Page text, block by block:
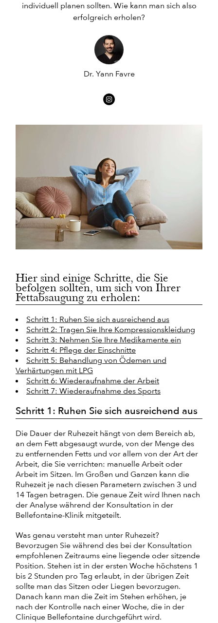
individuell planen sollten. Wie kann man sich also
erfolgreich erholen?
Dr. Yann Favre
Hier sind einige Schritte, die Sie
befolgen sollten, um sich von Ihrer
Fettabsaugung zu erholen:
Schritt 1: Ruhen Sie sich ausreichend aus
Schritt 2: Tragen Sie Ihre Kompressionskleidung
Schritt 3: Nehmen Sie Ihre Medikamente ein
Schritt 4: Pflege der Einschnitte
Schritt 5: Behandlung von Ödemen und
Verhärtungen mit LPG
Schritt 6: Wiederaufnahme der Arbeit
Schritt 7: Wiederaufnahme des Sports
Schritt 1: Ruhen Sie sich ausreichend aus
Die Dauer der Ruhezeit hängt von dem Bereich ab,
an dem Fett abgesaugt wurde, von der Menge des
zu entfernenden Fetts und vor allem von der Art der
Arbeit, die Sie verrichten: manuelle Arbeit oder
Arbeit im Sitzen. Im Großen und Ganzen kann die
Ruhezeit je nach diesen Parametern zwischen 3 und
14 Tagen betragen. Die genaue Zeit wird Ihnen nach
der Analyse während der Konsultation in der
Bellefontaine-Klinik mitgeteilt.
Was genau versteht man unter Ruhezeit?
Bevorzugen Sie während des bei der Konsultation
empfohlenen Zeitraums eine liegende oder sitzende
Position. Stehen ist in der ersten Woche höchstens 1
bis 2 Stunden pro Tag erlaubt, in der übrigen Zeit
sollte man das Sitzen oder Liegen bevorzugen.
Danach kann man die Zeit im Stehen erhöhen, je
nach der Kontrolle nach einer Woche, die in der
Clinique Bellefontaine durchgeführt wird.